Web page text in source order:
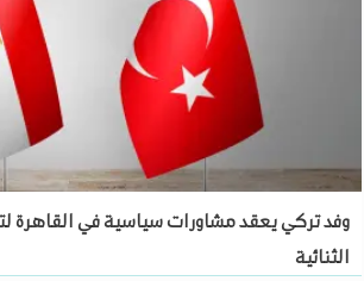
وفد تركي يعقد مشاورات سياسية في القاهرة
الثنائية